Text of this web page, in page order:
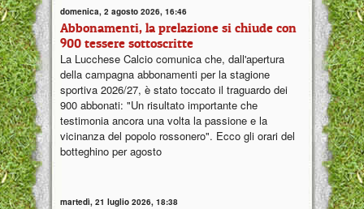
domenica, 2 agosto 2026, 16:46
Abbonamenti, la prelazione si chiude con
900 tessere sottoscritte
La Lucchese Calcio comunica che, dall'apertura
della campagna abbonamenti per la stagione
sportiva 2026/27, è stato toccato il traguardo dei
900 abbonati: "Un risultato importante che
testimonia ancora una volta la passione e la
vicinanza del popolo rossonero". Ecco gli orari del
botteghino per agosto
martedì, 21 luglio 2026, 18:38